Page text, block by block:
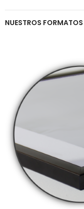
NUESTROS FORMATOS